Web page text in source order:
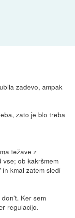
zadevo, ampak
zato je blo treba
težave z
vse; ob kakršmem
kmal zatem sledi
Ker sem
regulacijo.